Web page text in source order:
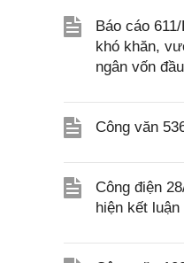
Báo cáo
khó khăn,
ngân vốn
Công văn
Công điện
hiện kết